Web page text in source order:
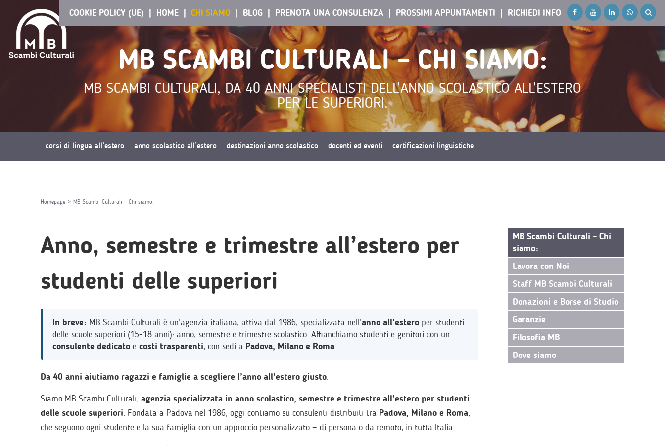
RICHIEDI INFO
PROSSIMI APPUNTAMENTI
PRENOTA UNA CONSULENZA
BLOG
CHI SIAMO
HOME
COOKIE POLICY (UE)
MB SCAMBI CULTURALI – CHI SIAMO:
MB SCAMBI CULTURALI, DA 40 ANNI SPECIALISTI DELL’ANNO SCOLASTICO ALL’ESTERO
PER LE SUPERIORI.
corsi di lingua all’estero anno scolastico all’estero destinazioni anno scolastico docenti ed eventi certificazioni linguistiche
Homepage > MB Scambi Culturali – Chi siamo:
Anno, semestre e trimestre all’estero per
studenti delle superiori
In breve: MB Scambi Culturali è un’agenzia italiana, attiva dal 1986, specializzata nell’anno all’estero per studenti
delle scuole superiori (15–18 anni): anno, semestre e trimestre scolastico. Affianchiamo studenti e genitori con un
consulente dedicato e costi trasparenti, con sedi a Padova, Milano e Roma.
Da 40 anni aiutiamo ragazzi e famiglie a scegliere l’anno all’estero giusto.
Siamo MB Scambi Culturali, agenzia specializzata in anno scolastico, semestre e trimestre all’estero per studenti
delle scuole superiori. Fondata a Padova nel 1986, oggi contiamo su consulenti distribuiti tra Padova, Milano e Roma,
che seguono ogni studente e la sua famiglia con un approccio personalizzato — di persona o da remoto, in tutta Italia.
MB Scambi Culturali – Chi
siamo:
Lavora con Noi
Staff MB Scambi Culturali
Donazioni e Borse di Studio
Garanzie
Filosofia MB
Dove siamo